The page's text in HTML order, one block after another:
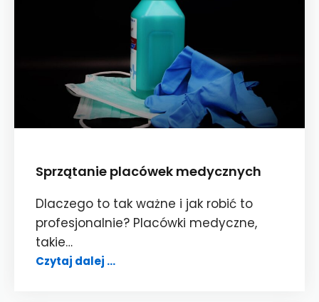
Sprzątanie placówek medycznych
Dlaczego to tak ważne i jak robić to
profesjonalnie? Placówki medyczne,
takie…
Czytaj dalej …Sprzątanie